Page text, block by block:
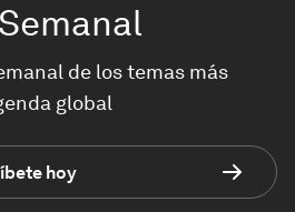
Semanal
de los temas más
global
hoy